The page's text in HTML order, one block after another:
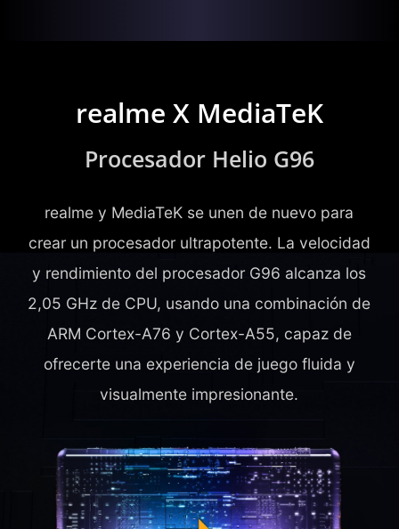
realme X MediaTeK
Procesador Helio G96
realme y MediaTeK se unen de nuevo para
crear un procesador ultrapotente. La velocidad
y rendimiento del procesador G96 alcanza los
2,05 GHz de CPU, usando una combinación de
ARM Cortex-A76 y Cortex-A55, capaz de
ofrecerte una experiencia de juego fluida y
visualmente impresionante.